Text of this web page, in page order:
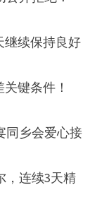
继续保持良好
键条件！
同乡会爱心接
，连续3天精